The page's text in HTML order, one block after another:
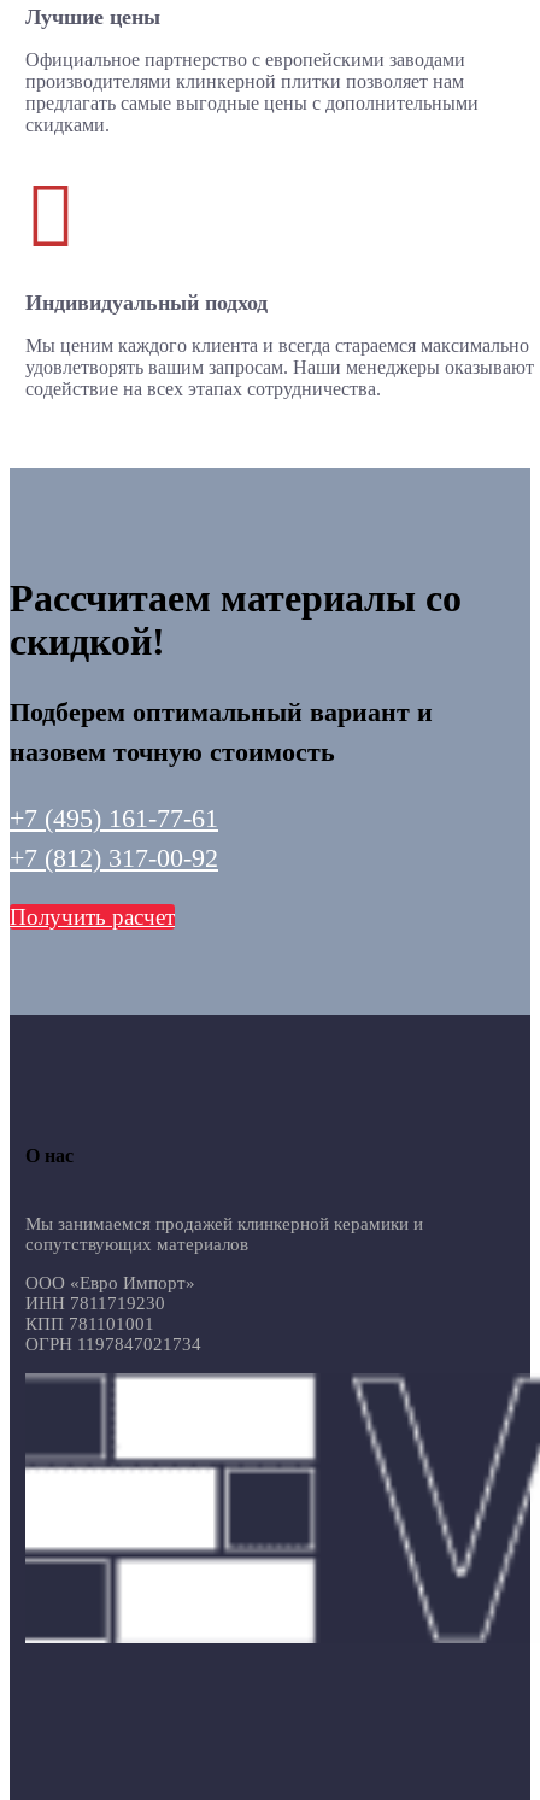
Лучшие цены
Официальное партнерство с европейскими заводами
производителями клинкерной плитки позволяет нам
предлагать самые выгодные цены с дополнительными
скидками.

Индивидуальный подход
Мы ценим каждого клиента и всегда стараемся максимально
удовлетворять вашим запросам. Наши менеджеры оказывают
содействие на всех этапах сотрудничества.
Рассчитаем материалы со
скидкой!
Подберем оптимальный вариант и
назовем точную стоимость
+7 (495) 161-77-61
+7 (812) 317-00-92
Получить расчет
О нас
Мы занимаемся продажей клинкерной керамики и
сопутствующих материалов
ООО «Евро Импорт»
ИНН 7811719230
КПП 781101001
ОГРН 1197847021734